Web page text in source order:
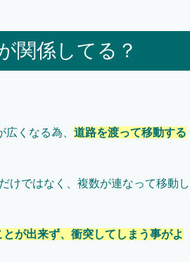
関係してる？
くなる為、 道路を渡って移動する
けではなく、複数が連なって移動し
が出来ず、衝突してしまう事がよ